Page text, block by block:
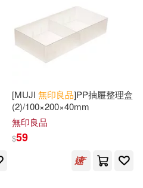
[MUJI 無印良品]PP抽屜整理盒
(2)/100×200×40mm
無印良品
$59